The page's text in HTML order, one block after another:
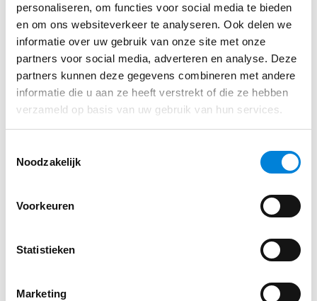
personaliseren, om functies voor social media te bieden
en om ons websiteverkeer te analyseren. Ook delen we
informatie over uw gebruik van onze site met onze
partners voor social media, adverteren en analyse. Deze
partners kunnen deze gegevens combineren met andere
informatie die u aan ze heeft verstrekt of die ze hebben
verzameld op basis van uw gebruik van hun services.
Noodzakelijk
Voorkeuren
Statistieken
Marketing